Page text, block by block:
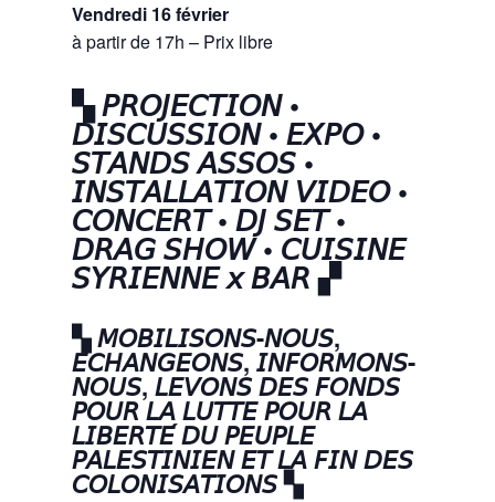
Vendredi 16 février
à partir de 17h – Prix libre
▚ 𝘗𝘙𝘖𝘑𝘌𝘊𝘛𝘐𝘖𝘕 •
𝘋𝘐𝘚𝘊𝘜𝘚𝘚𝘐𝘖𝘕 • 𝘌𝘟𝘗𝘖 •
𝘚𝘛𝘈𝘕𝘋𝘚 𝘈𝘚𝘚𝘖𝘚 •
𝘐𝘕𝘚𝘛𝘈𝘓𝘓𝘈𝘛𝘐𝘖𝘕 𝘝𝘐𝘋𝘌𝘖 •
𝘊𝘖𝘕𝘊𝘌𝘙𝘛 • 𝘋𝘑 𝘚𝘌𝘛 •
𝘋𝘙𝘈𝘎 𝘚𝘏𝘖𝘞 • 𝘊𝘜𝘐𝘚𝘐𝘕𝘌
𝘚𝘠𝘙𝘐𝘌𝘕𝘕𝘌 𝘹 𝘉𝘈𝘙 ▞
▚ 𝘔𝘖𝘉𝘐𝘓𝘐𝘚𝘖𝘕𝘚-𝘕𝘖𝘜𝘚,
𝘌́𝘊𝘏𝘈𝘕𝘎𝘌𝘖𝘕𝘚, 𝘐𝘕𝘍𝘖𝘙𝘔𝘖𝘕𝘚-
𝘕𝘖𝘜𝘚, 𝘓𝘌𝘝𝘖𝘕𝘚 𝘋𝘌𝘚 𝘍𝘖𝘕𝘋𝘚
𝘗𝘖𝘜𝘙 𝘓𝘈 𝘓𝘜𝘛𝘛𝘌 𝘗𝘖𝘜𝘙 𝘓𝘈
𝘓𝘐𝘉𝘌𝘙𝘛𝘌́ 𝘋𝘜 𝘗𝘌𝘜𝘗𝘓𝘌
𝘗𝘈𝘓𝘌𝘚𝘛𝘐𝘕𝘐𝘌𝘕 𝘌𝘛 𝘓𝘈 𝘍𝘐𝘕 𝘋𝘌𝘚
𝘊𝘖𝘓𝘖𝘕𝘐𝘚𝘈𝘛𝘐𝘖𝘕𝘚 ▚